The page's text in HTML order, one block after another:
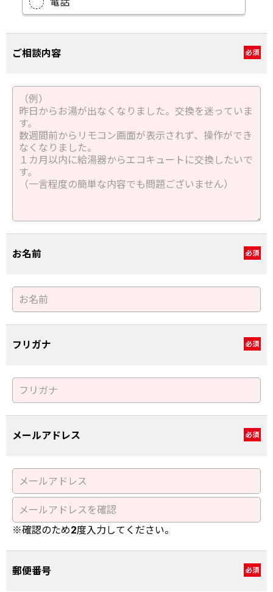
ご相談内容 必須
お名前 必須
フリガナ 必須
メールアドレス 必須
※確認のため2度入力してください。
郵便番号 必須